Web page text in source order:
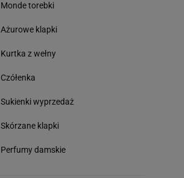
Monde torebki
Ażurowe klapki
Kurtka z wełny
Czółenka
Sukienki wyprzedaż
Skórzane klapki
Perfumy damskie